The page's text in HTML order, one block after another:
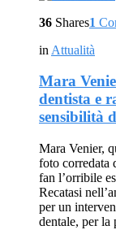
36 Shares1
in Attualità
Mara
dentista e
sensibilità
Mara Venier,
foto corredata
fan l’orribile
Recatasi
per un
dentale, per